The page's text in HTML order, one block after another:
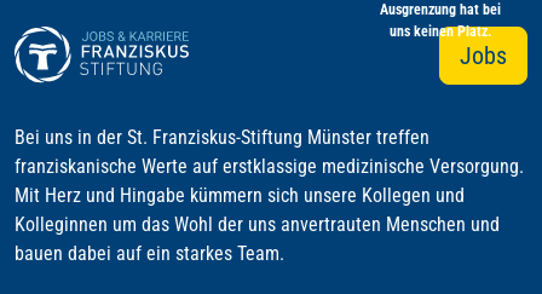
Ausgrenzung hat bei
uns keinen Platz.
Jobs
Bei uns in der St. Franziskus-Stiftung Münster treffen
franziskanische Werte auf erstklassige medizinische Versorgung.
Mit Herz und Hingabe kümmern sich unsere Kollegen und
Kolleginnen um das Wohl der uns anvertrauten Menschen und
bauen dabei auf ein starkes Team.